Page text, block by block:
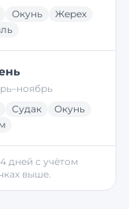
Окунь
Жерех
Судак
Окунь
дней с учётом
выше.